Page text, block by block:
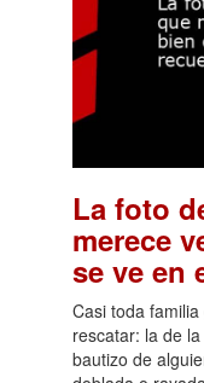
La foto
merece
se ve en
Casi toda
rescatar: la de
bautizo de